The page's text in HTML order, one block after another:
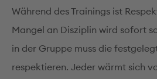
Während des Trainings ist
Mangel an Disziplin wird sofort
in der Gruppe muss die
respektieren. Jeder wärmt sich